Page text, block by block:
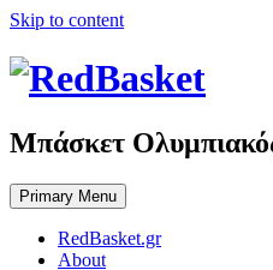
Skip to content
Μπάσκετ
Primary Menu
RedBasket.gr
About